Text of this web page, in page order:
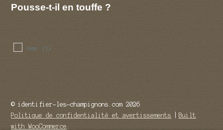
Pousse-t-il en touffe ?
non (1)
© identifier-les-champignons.com 2026
Politique de confidentialité et avertissements
Built
with WooCommerce